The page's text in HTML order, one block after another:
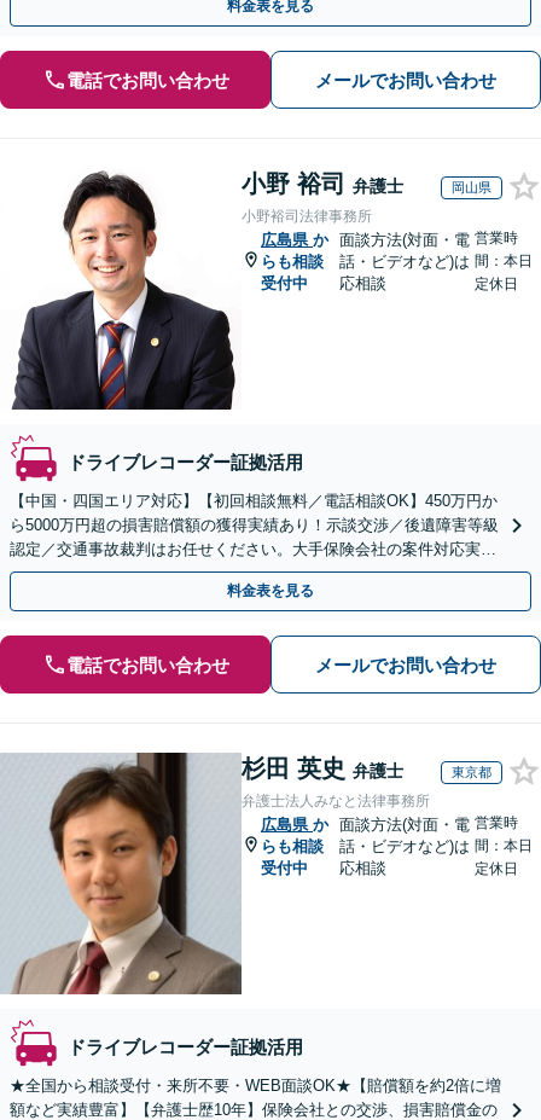
料金表を見る
電話でお問い合わせ メールでお問い合わせ
小野 裕司 弁護士 岡山県
小野裕司法律事務所
広島県 か
らも相談
受付中
面談方法(対面・電
話・ビデオなど)は
応相談
営業時
間：本日
定休日
ドライブレコーダー証拠活用
【中国・四国エリア対応】【初回相談無料／電話相談OK】450万円か
ら5000万円超の損害賠償額の獲得実績あり！示談交渉／後遺障害等級
認定／交通事故裁判はお任せください。大手保険会社の案件対応実績
多数。医学的知識にも精通【休日・夜間面談可能】
料金表を見る
電話でお問い合わせ メールでお問い合わせ
杉田 英史 弁護士 東京都
弁護士法人みなと法律事務所
広島県 か
らも相談
受付中
面談方法(対面・電
話・ビデオなど)は
応相談
営業時
間：本日
定休日
ドライブレコーダー証拠活用
★全国から相談受付・来所不要・WEB面談OK★【賠償額を約2倍に増
額など実績豊富】【弁護士歴10年】保険会社との交渉、損害賠償金の